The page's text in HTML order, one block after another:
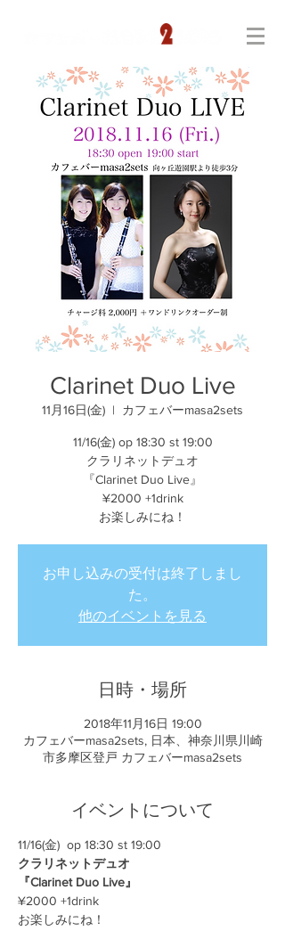
Clarinet Duo Live
11月16日(金)
  |
カフェバーmasa2sets
11/16(金) op 18:30 st 19:00
クラリネットデュオ
『Clarinet Duo Live』
¥2000 +1drink
お楽しみにね！
お申し込みの受付は終了しまし
た。
他のイベントを見る
日時・場所
2018年11月16日 19:00
カフェバーmasa2sets, 日本、神奈川県川崎
市多摩区登戸 カフェバーmasa2sets
イベントについて
11/16(金)  op 18:30 st 19:00
クラリネットデュオ
『Clarinet Duo Live』
¥2000 +1drink
お楽しみにね！